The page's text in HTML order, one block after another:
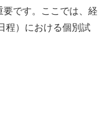
です。ここでは、経
程）における個別試